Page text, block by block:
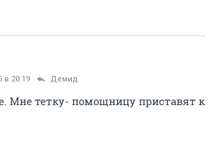
в 20:19 Демид
Мне тетку- помощницу приставят к